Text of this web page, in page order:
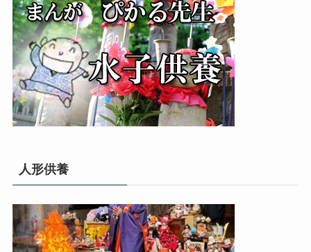
人形供養